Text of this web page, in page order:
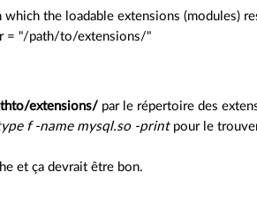
the loadable extensions (modules)
= "/path/to/extensions/"
extensions/ par le répertoire des
f -name mysql.so -printpour le
et ça devrait être bon.